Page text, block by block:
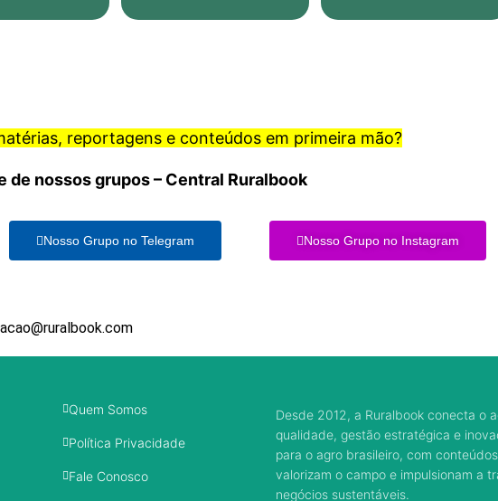
reportagens e conteúdos em primeira mão?
de nossos grupos – Central Ruralbook
Nosso Grupo no Telegram Nosso Grupo no Instagram
Quem Somos
Política Privacidade
Fale Conosco
Desde 2012, a Ruralbook conecta o
qualidade, gestão estratégica e
para o agro brasileiro, com
valorizam o campo e impulsionam a
negócios sustentáveis.